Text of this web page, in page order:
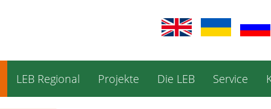
LEB Regional Projekte Die LEB Service